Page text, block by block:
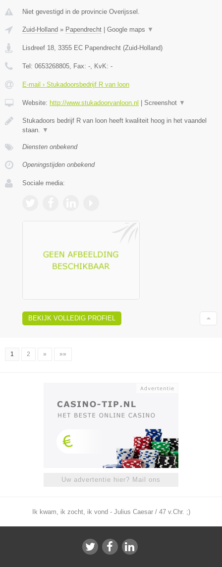
Niet gevestigd in de provincie Overijssel.
Zuid-Holland » Papendrecht Google maps ▼
Lisdreef 18, 3355 EC Papendrecht (Zuid-Holland)
Tel: 0653268805, Fax: -, KvK: -
E-mail › Stukadoorsbedrijf R van loon
Website: http://www.stukadoorvanloon.nl Screenshot ▼
Stukadoors bedrijf R van loon heeft kwaliteit hoog in het vaandel
staan. ▼
Diensten onbekend
Openingstijden onbekend
Sociale media:
BEKIJK VOLLEDIG PROFIEL
1 2 » »»
Uw advertentie hier? Mail ons
Ik kwam, ik zocht, ik vond - Julius Caesar / 47 v.Chr. ;)